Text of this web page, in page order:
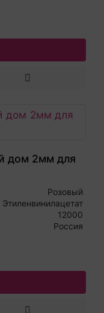
дом 2мм для
Розовый
Этиленвинилацетат
12000
Россия